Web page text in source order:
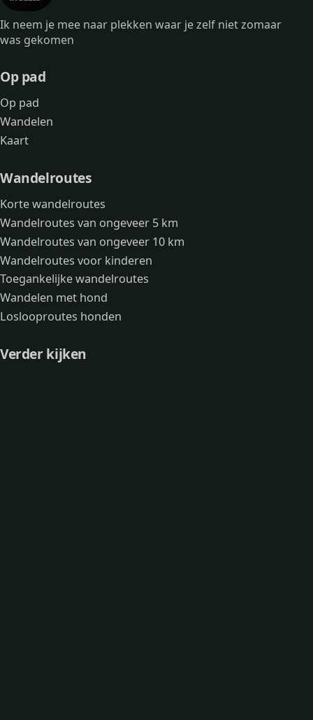
Ik neem je mee naar plekken waar je zelf niet zomaar
was gekomen
Op pad
Op pad
Wandelen
Kaart
Wandelroutes
Korte wandelroutes
Wandelroutes van ongeveer 5 km
Wandelroutes van ongeveer 10 km
Wandelroutes voor kinderen
Toegankelijke wandelroutes
Wandelen met hond
Loslooproutes honden
Verder kijken